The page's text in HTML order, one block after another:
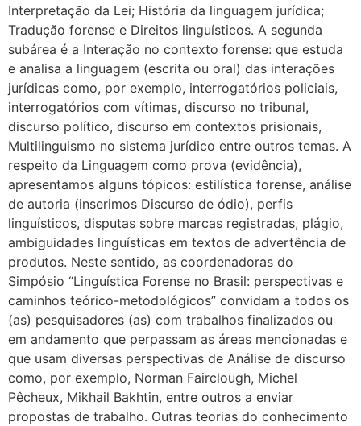
Interpretação da Lei; História da linguagem jurídica;
Tradução forense e Direitos linguísticos. A segunda
subárea é a Interação no contexto forense: que estuda
e analisa a linguagem (escrita ou oral) das interações
jurídicas como, por exemplo, interrogatórios policiais,
interrogatórios com vítimas, discurso no tribunal,
discurso político, discurso em contextos prisionais,
Multilinguismo no sistema jurídico entre outros temas. A
respeito da Linguagem como prova (evidência),
apresentamos alguns tópicos: estilística forense, análise
de autoria (inserimos Discurso de ódio), perfis
linguísticos, disputas sobre marcas registradas, plágio,
ambiguidades linguísticas em textos de advertência de
produtos. Neste sentido, as coordenadoras do
Simpósio “Linguística Forense no Brasil: perspectivas e
caminhos teórico-metodológicos” convidam a todos os
(as) pesquisadores (as) com trabalhos finalizados ou
em andamento que perpassam as áreas mencionadas e
que usam diversas perspectivas de Análise de discurso
como, por exemplo, Norman Fairclough, Michel
Pêcheux, Mikhail Bakhtin, entre outros a enviar
propostas de trabalho. Outras teorias do conhecimento